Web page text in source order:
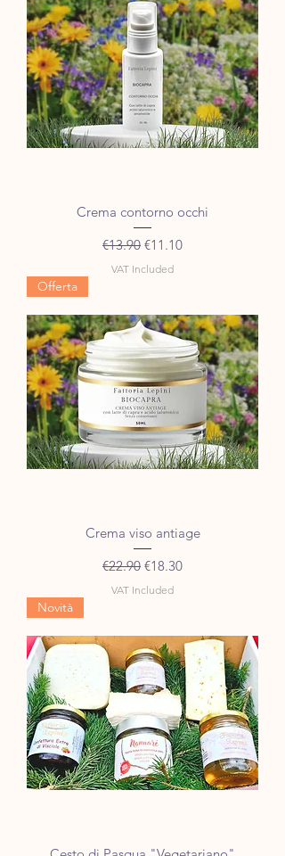
Crema contorno occhi
Regular Price
€13.90 Sale Price
€11.10
VAT Included
Offerta
Crema viso antiage
Regular Price
€22.90 Sale Price
€18.30
VAT Included
Novità